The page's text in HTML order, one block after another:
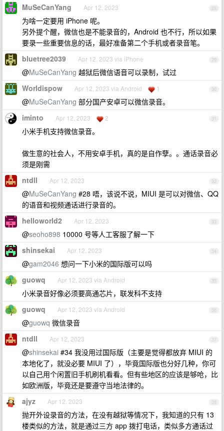
28
MuSeCanYang Apr 12, 2023
为啥一定要用 iPhone 呢。
另外提个醒，微信也是不能录音的，Android 也不行，所以如果
要录一些重要信息的话，最好准备第二个手机或者录音笔。
29
bluetree2039 Apr 12, 2023 via iPhone
@MuSeCanYang 越狱后微信语音可以录制，试过
30
Worldispow Apr 12, 2023 via Android 1
@MuSeCanYang 部分国产安卓可以微信录音。
31
iminto Apr 12, 2023 2
小米手机支持微信录音。
做生意的社会人，不用安卓手机，真的是自作孽。。通话录音必
须是刚需
32
ntdll Apr 12, 2023
@MuSeCanYang #28 唔，该说不说，MIUI 是可以对微信、QQ
的语音和视频通话进行录音的。
33
helloworld2 Apr 12, 2023
@seoho898 10000 号等人工客服了解一下
34
shinsekai Apr 12, 2023
@gam2046 想问一下小米的国际版可以吗
35
guowq Apr 12, 2023 via Android
小米录音好像必须要高通芯片，联发科不支持
36
guowq Apr 12, 2023 via Android
@guowq 微信录音
37
ntdll Apr 12, 2023
@shinsekai #34 我没用过国际版（主要是觉得都放弃 MIUI 的
本地化了，就没必要 MIUI 了），毕竟国际版也分好几种，你可
以自己用个闲置旧手机刷机看看。但有些地区的应该是够呛，比
如欧洲版，毕竟还是要遵守当地法律的。
38
ajyz Apr 12, 2023
抛开外设录音的方法，在没有越狱等情况下，我知道的只有 13
楼类似的方法，就是通过三方 app 拨打电话，类似多方通话过